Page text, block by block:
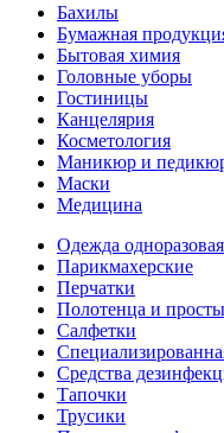
Бахилы
Бумажная
Бытовая химия
Головные уборы
Гостиницы
Канцелярия
Косметология
Маникюр и
Маски
Медицина
Одежда одноразовая
Парикмахерские
Перчатки
Полотенца и
Салфетки
Средства
Тапочки
Трусики